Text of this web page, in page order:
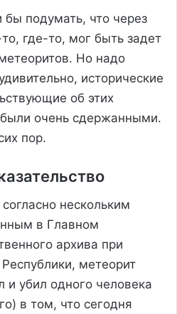
подумать, что через
где-то, мог быть задет
Но надо
исторические
об этих
очень сдержанными.
пор.
нескольким
в Главном
архива при
метеорит
и убил одного человека
в том, что сегодня